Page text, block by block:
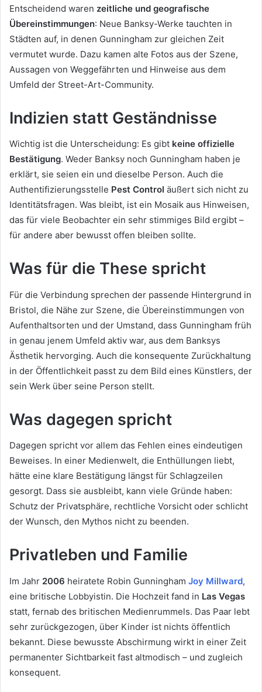
Entscheidend waren zeitliche und geografische
Übereinstimmungen: Neue Banksy-Werke tauchten in
Städten auf, in denen Gunningham zur gleichen Zeit
vermutet wurde. Dazu kamen alte Fotos aus der Szene,
Aussagen von Weggefährten und Hinweise aus dem
Umfeld der Street-Art-Community.
Indizien statt Geständnisse
Wichtig ist die Unterscheidung: Es gibt keine offizielle
Bestätigung. Weder Banksy noch Gunningham haben je
erklärt, sie seien ein und dieselbe Person. Auch die
Authentifizierungsstelle Pest Control äußert sich nicht zu
Identitätsfragen. Was bleibt, ist ein Mosaik aus Hinweisen,
das für viele Beobachter ein sehr stimmiges Bild ergibt –
für andere aber bewusst offen bleiben sollte.
Was für die These spricht
Für die Verbindung sprechen der passende Hintergrund in
Bristol, die Nähe zur Szene, die Übereinstimmungen von
Aufenthaltsorten und der Umstand, dass Gunningham früh
in genau jenem Umfeld aktiv war, aus dem Banksys
Ästhetik hervorging. Auch die konsequente Zurückhaltung
in der Öffentlichkeit passt zu dem Bild eines Künstlers, der
sein Werk über seine Person stellt.
Was dagegen spricht
Dagegen spricht vor allem das Fehlen eines eindeutigen
Beweises. In einer Medienwelt, die Enthüllungen liebt,
hätte eine klare Bestätigung längst für Schlagzeilen
gesorgt. Dass sie ausbleibt, kann viele Gründe haben:
Schutz der Privatsphäre, rechtliche Vorsicht oder schlicht
der Wunsch, den Mythos nicht zu beenden.
Privatleben und Familie
Im Jahr 2006 heiratete Robin Gunningham Joy Millward,
eine britische Lobbyistin. Die Hochzeit fand in Las Vegas
statt, fernab des britischen Medienrummels. Das Paar lebt
sehr zurückgezogen, über Kinder ist nichts öffentlich
bekannt. Diese bewusste Abschirmung wirkt in einer Zeit
permanenter Sichtbarkeit fast altmodisch – und zugleich
konsequent.